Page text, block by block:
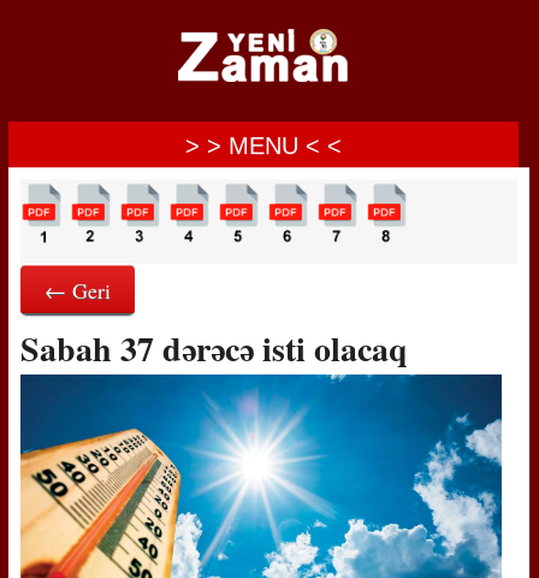
> > MENU < <
← Geri
Sabah 37 dərəcə isti olacaq